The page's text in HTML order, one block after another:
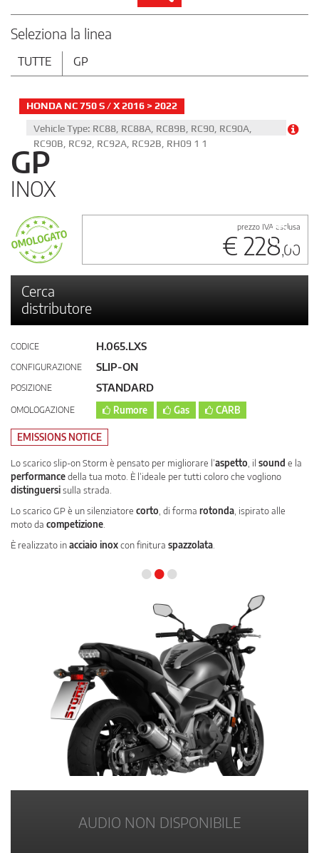
Seleziona la linea
TUTTE GP
HONDA NC 750 S / X 2016 > 2022
Vehicle Type: RC88, RC88A, RC89B, RC90, RC90A,
RC90B, RC92, RC92A, RC92B, RH09 1 1
GP
INOX
prezzo IVA esclusa
€ 228,00
Cerca
distributore
CODICE H.065.LXS
CONFIGURAZIONE SLIP-ON
POSIZIONE STANDARD
OMOLOGAZIONE Rumore Gas CARB
EMISSIONS NOTICE
Lo scarico slip-on Storm è pensato per migliorare l’aspetto , il sound e la
performancedella tua moto. È l’ideale per tutti coloro che vogliono
distinguersisulla strada.
Lo scarico GP è un silenziatore corto , di forma rotonda , ispirato alle
moto da competizione
È realizzato inacciaio inoxcon finitura spazzolata
•••
AUDIO NON DISPONIBILE